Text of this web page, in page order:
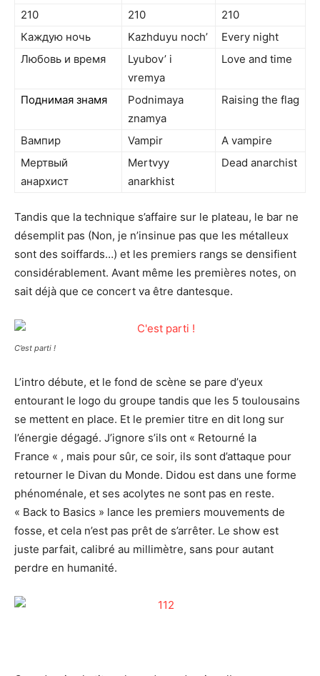
210
210
210
Каждую ночь
Kazhduyu noch’
Every night
Любовь и время
Lyubov’ i
vremya
Love and time
Поднимая знамя
Podnimaya
znamya
Raising the flag
Вампир Vampir
A vampire
Мертвый
анархист
Mertvyy
anarkhist
Dead anarchist
Tandis que la technique s’affaire sur le plateau, le bar ne
désemplit pas (Non, je n’insinue pas que les métalleux
sont des soiffards…) et les premiers rangs se densifient
considérablement. Avant même les premières notes, on
sait déjà que ce concert va être dantesque.
C’est parti !
L’intro débute, et le fond de scène se pare d’yeux
entourant le logo du groupe tandis que les 5 toulousains
se mettent en place. Et le premier titre en dit long sur
l’énergie dégagé. J’ignore s’ils ont « Retourné la
France « , mais pour sûr, ce soir, ils sont d’attaque pour
retourner le Divan du Monde. Didou est dans une forme
phénoménale, et ses acolytes ne sont pas en reste.
« Back to Basics » lance les premiers mouvements de
fosse, et cela n’est pas prêt de s’arrêter. Le show est
juste parfait, calibré au millimètre, sans pour autant
perdre en humanité.